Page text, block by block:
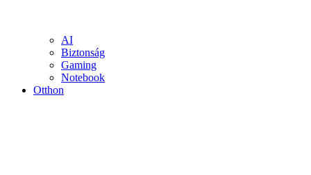
AI
Biztonság
Gaming
Notebook
Otthon